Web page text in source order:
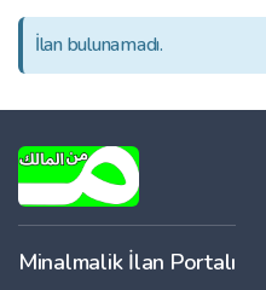
İlan bulunamadı.
Minalmalik İlan Portalı